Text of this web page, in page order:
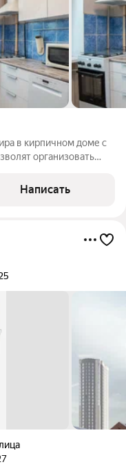
в кирпичном доме с
организовать
дом
Написать